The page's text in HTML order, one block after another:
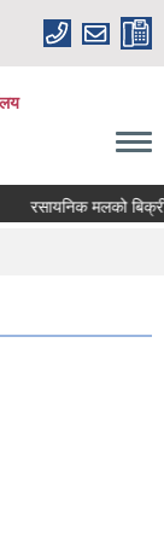
रसायनिक मलको बिक्री